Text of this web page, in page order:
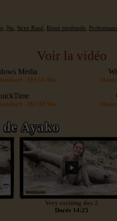
Nu Sexe Rasé Boue profonde
Voir la vidéo
Media
- 381.66 Mo
- 267.38 Mo
Ayako
Very exciting day 2
Durée 14:25